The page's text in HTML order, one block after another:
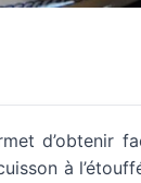
d’obtenir
à